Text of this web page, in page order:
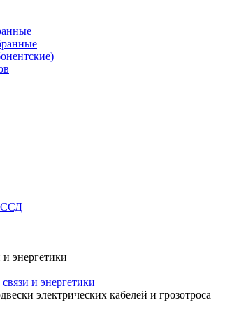
ССД
энергетики
и энергетики
электрических кабелей и грозотроса